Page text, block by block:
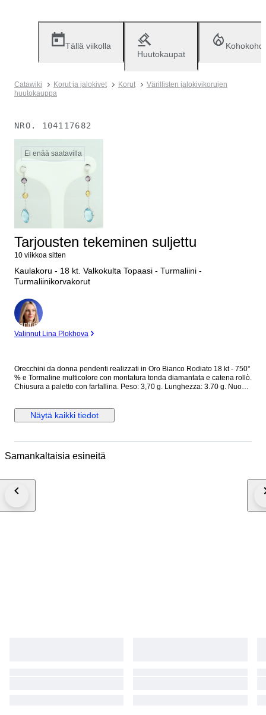
Tällä viikolla
Huutokaupat
Catawiki Korut ja jalokivet Korut
Värillisten jalokivikorujen
huutokauppa
NRO. 104117682
Ei enää saatavilla
Tarjousten tekeminen suljettu
10 viikkoa sitten
Kaulakoru - 18 kt. Valkokulta Topaasi - Turmaliini -
Turmaliinikorvakorut
asiantuntija
Valinnut Lina Plokhova
Orecchini da donna pendenti realizzati in Oro Bianco Rodiato 18 kt - 750°
% e Tormaline multicolore con montatura tonda diamantata e catena rollò.
Chiusura a paletto con farfallina. Peso: 3,70 g. Lunghezza: 3.70 g. Nuovo
Näytä kaikki tiedot
Samankaltaisia esineitä